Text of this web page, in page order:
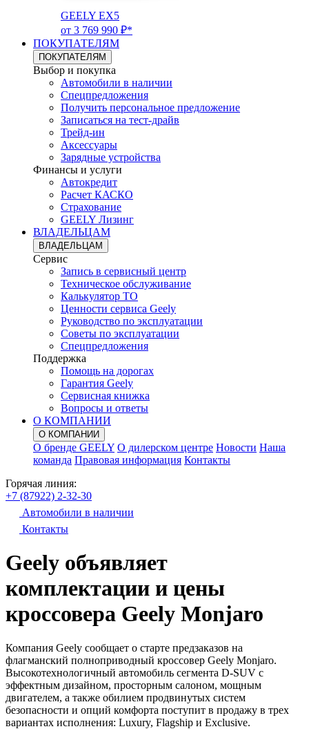
GEELY EX5
от 3 769 990 ₽*
ПОКУПАТЕЛЯМ
ПОКУПАТЕЛЯМ
Выбор и покупка
Автомобили в наличии
Спецпредложения
Получить персональное предложение
Записаться на тест-драйв
Трейд-ин
Аксессуары
Зарядные устройства
Финансы и услуги
Автокредит
Расчет КАСКО
Страхование
GEELY Лизинг
ВЛАДЕЛЬЦАМ
ВЛАДЕЛЬЦАМ
Сервис
Запись в сервисный центр
Техническое обслуживание
Калькулятор ТО
Ценности сервиса Geely
Руководство по эксплуатации
Советы по эксплуатации
Спецпредложения
Поддержка
Помощь на дорогах
Гарантия Geely
Сервисная книжка
Вопросы и ответы
О КОМПАНИИ
О КОМПАНИИ
О бренде GEELY О дилерском центре Новости Наша
команда Правовая информация Контакты
Горячая линия:
+7 (87922) 2-32-30
Автомобили в наличии
Контакты
Geely объявляет
комплектации и цены
кроссовера Geely Monjaro
Компания Geely сообщает о старте предзаказов на
флагманский полноприводный кроссовер Geely Monjaro.
Высокотехнологичный автомобиль сегмента D-SUV с
эффектным дизайном, просторным салоном, мощным
двигателем, а также обилием продвинутых систем
безопасности и опций комфорта поступит в продажу в трех
вариантах исполнения: Luxury, Flagship и Exclusive.